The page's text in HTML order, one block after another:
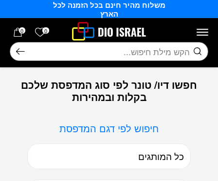
משלוח מהיר חינם בכל הזמנה לכל
הארץ
0 הרשימה
0
חיפוש
חפשו דיו/ טונר לפי סוג המדפסת שלכם
בקלות ובמהירות
חיפוש לפי דגם המדפסת